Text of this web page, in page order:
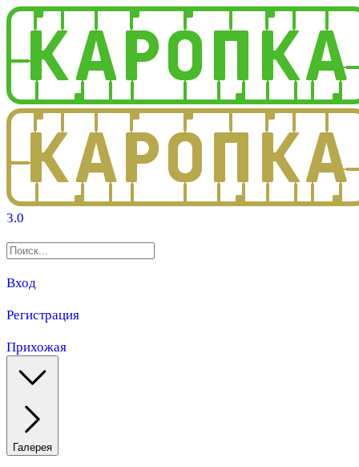
3.0
Вход
Регистрация
Прихожая
Галерея